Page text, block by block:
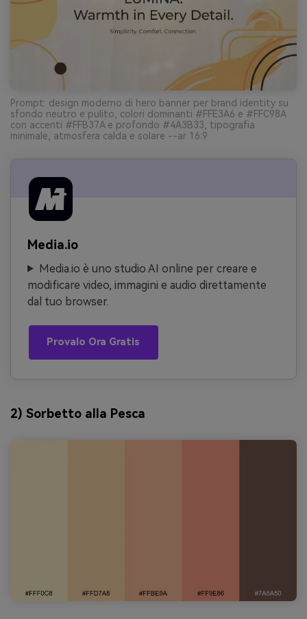
Prompt: design moderno di hero banner per brand identity su
sfondo neutro e pulito, colori dominanti #FFE3A6 e #FFC98A
con accenti #FFB37A e profondo #4A3B33, tipografia
minimale, atmosfera calda e solare --ar 16:9
Media.io
Media.io è uno studio AI online per creare e
modificare video, immagini e audio direttamente
dal tuo browser.
Provalo Ora Gratis
2) Sorbetto alla Pesca